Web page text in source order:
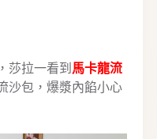
莎拉一看到 馬卡龍流
沙包，爆漿內餡小心